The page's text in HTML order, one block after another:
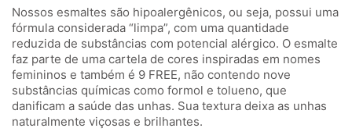
Nossos esmaltes são hipoalergênicos, ou seja, possui uma
fórmula considerada “limpa”, com uma quantidade
reduzida de substâncias com potencial alérgico. O esmalte
faz parte de uma cartela de cores inspiradas em nomes
femininos e também é 9 FREE, não contendo nove
substâncias químicas como formol e tolueno, que
danificam a saúde das unhas. Sua textura deixa as unhas
naturalmente viçosas e brilhantes.